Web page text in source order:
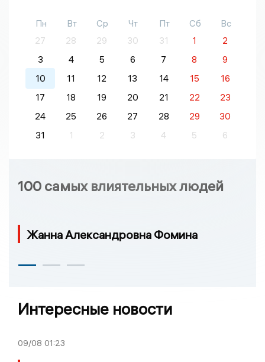
Пн Вт Ср Чт Пт Сб
Вс
27
28 29 30 31 1
2
3
4 5 6 7 8
9
10
11 12 13 14 15
16
17
18 19 20 21 22
23
24
25 26 27 28 29
30
31
1 2 3 4 5 6
100 самых влиятельных людей
Жанна Александровна Фомина
Интересные новости
09/08 01:23